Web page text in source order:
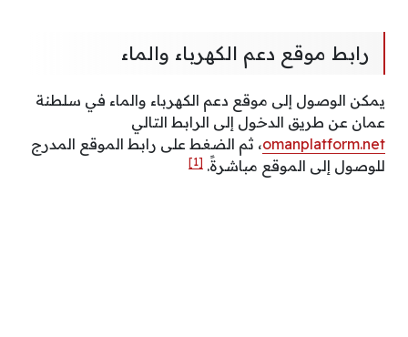
رابط موقع دعم الكهرباء والماء
يمكن الوصول إلى موقع دعم الكهرباء والماء في سلطنة
عمان عن طريق الدخول إلى الرابط التالي
omanplatform.net، ثم الضغط على رابط الموقع المدرج
للوصول إلى الموقع مباشرةً. [1]